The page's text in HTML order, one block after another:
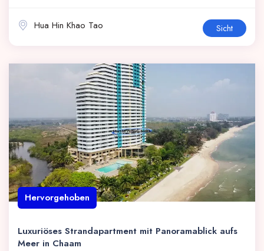
Hua Hin Khao Tao Sicht
Hervorgehoben
Luxuriöses Strandapartment mit Panoramablick aufs
Meer in Chaam